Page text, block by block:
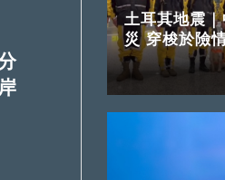
土耳其地震
災 穿梭於險